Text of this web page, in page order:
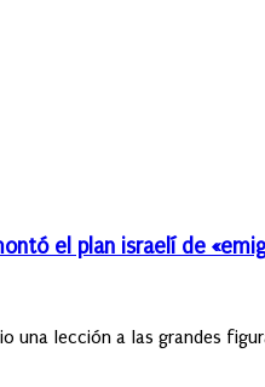
el plan israelí de
una lección a las grandes